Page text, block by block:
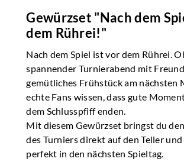
Gewürzset "Nach dem
dem Rührei!"
Nach dem Spiel ist vor dem Rührei.
spannender Turnierabend mit
gemütliches Frühstück am nächsten
echte Fans wissen, dass gute
dem Schlusspfiff enden.
Mit diesem Gewürzset bringst du
des Turniers direkt auf den Teller
perfekt in den nächsten Spieltag.